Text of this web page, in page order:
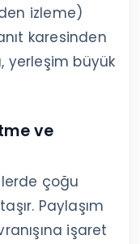
izleme)
karesinden
yerleşim büyük
ve
çoğu
taşır. Paylaşım
işaret